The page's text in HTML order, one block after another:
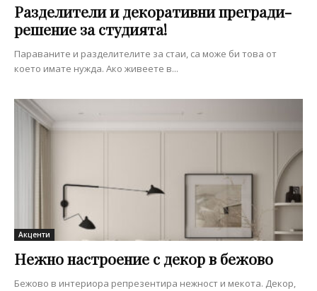
Разделители и декоративни прегради-
решение за студията!
Параваните и разделителите за стаи, са може би това от
което имате нужда. Ако живеете в...
Акценти
Нежно настроение с декор в бежово
Бежово в интериора репрезентира нежност и мекота. Декор,